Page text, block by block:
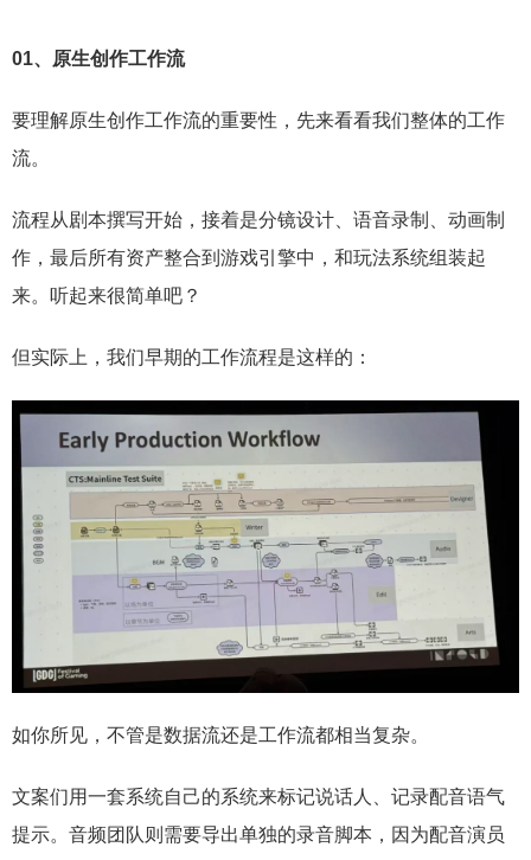
01、 原生创作工作流
要理解原生创作工作流的重要性，先来看看我们整体的工作
流。
流程从剧本撰写开始，接着是分镜设计、语音录制、动画制
作，最后所有资产整合到游戏引擎中，和玩法系统组装起
来。听起来很简单吧？
但实际上，我们早期的工作流程是这样的：
如你所见，不管是数据流还是工作流都相当复杂。
文案们用一套系统自己的系统来标记说话人、记录配音语气
提示。音频团队则需要导出单独的录音脚本，因为配音演员